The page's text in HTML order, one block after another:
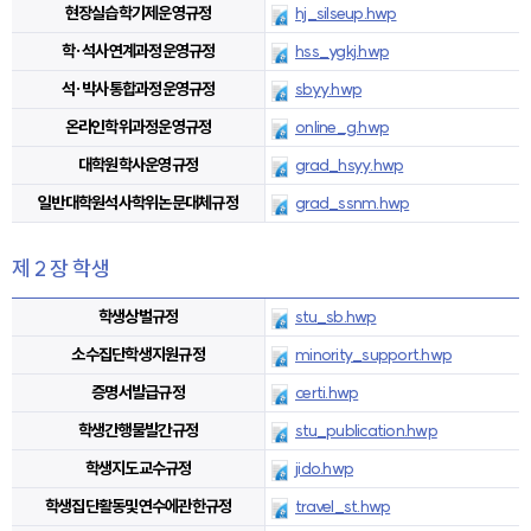
현장실습학기제운영규정
hj_silseup.hwp
학·석사연계과정운영규정
hss_ygkj.hwp
석·박사통합과정운영규정
sbyy.hwp
온라인학위과정운영규정
online_g.hwp
대학원학사운영규정
grad_hsyy.hwp
일반대학원석사학위논문대체규정
grad_ssnm.hwp
제 2 장 학생
학생상벌규정
stu_sb.hwp
소수집단학생지원규정
minority_support.hwp
증명서발급규정
certi.hwp
학생간행물발간규정
stu_publication.hwp
학생지도교수규정
jido.hwp
학생집단활동및연수에관한규정
travel_st.hwp